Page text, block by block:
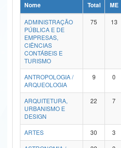
Ministério da Ciência, Tecnologia, Inovações
Ministério do Meio Ambiente
Ministério do Turismo
Ministério do Desenvolvimento Regional
Controladoria-Geral da União
Ministério da Mulher, da Família e dos Direitos
Nome Total ME
ADMINISTRAÇÃO
PÚBLICA E DE
EMPRESAS,
CIÊNCIAS
CONTÁBEIS E
TURISMO
75 13
ANTROPOLOGIA /
ARQUEOLOGIA
9 0
ARQUITETURA,
URBANISMO E
DESIGN
22 7
ARTES 30 3